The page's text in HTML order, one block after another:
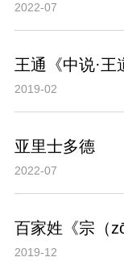
2022-07
王通《中说·
2019-02
亚里士多德
2022-07
百家姓《宗（
2019-12